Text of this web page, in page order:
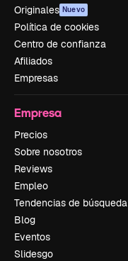
Originales Nuevo
Política de cookies
Centro de confianza
Afiliados
Empresas
Empresa
Precios
Sobre nosotros
Reviews
Empleo
Tendencias de búsqueda
Blog
Eventos
Slidesgo